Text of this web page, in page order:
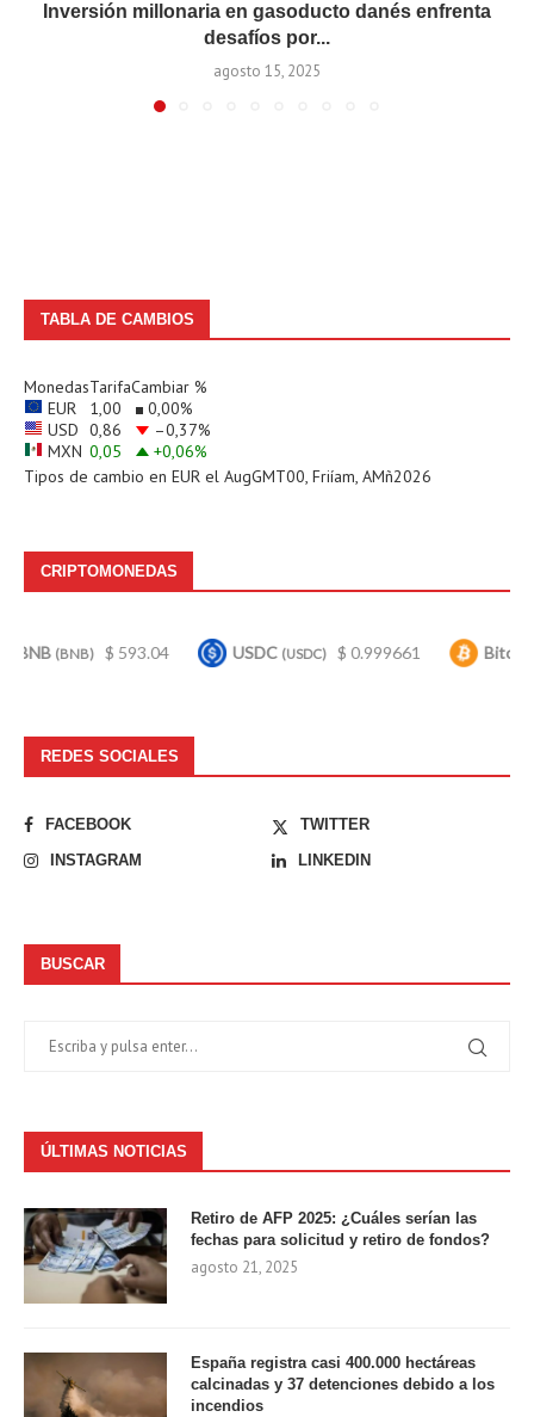
Inversión millonaria en gasoducto danés enfrenta
desafíos por...
agosto 15, 2025
TABLA DE CAMBIOS
MonedasTarifaCambiar %
EUR
1,00 0,00%
USD 0,86 –0,37%
MXN 0,05 +0,06%
Tipos de cambio en EUR el AugGMT00, Friíam, AMñ2026
CRIPTOMONEDAS
$ 593.04 USDC(USDC) $ 0.999661 Bitcoin (BTC)
REDES SOCIALES
FACEBOOK
TWITTER
INSTAGRAM
LINKEDIN
BUSCAR
ÚLTIMAS NOTICIAS
Retiro de AFP 2025: ¿Cuáles serían las
fechas para solicitud y retiro de fondos?
agosto 21, 2025
España registra casi 400.000 hectáreas
calcinadas y 37 detenciones debido a los
incendios